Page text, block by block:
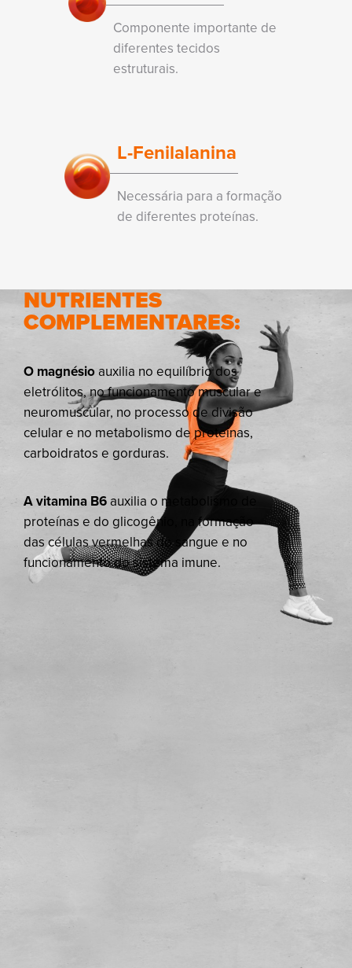
Componente importante de
diferentes tecidos
estruturais.
L-Fenilalanina
Necessária para a formação
de diferentes proteínas.
NUTRIENTES
COMPLEMENTARES:
O magnésioauxilia no equilíbrio dos
eletrólitos, no funcionamento muscular e
neuromuscular, no processo de divisão
celular e no metabolismo de proteínas,
carboidratos e gorduras.
A vitamina B6auxilia o metabolismo de
proteínas e do glicogênio, na formação
das células vermelhas do sangue e no
funcionamento do sistema imune.